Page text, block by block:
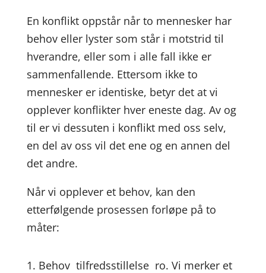
En konflikt oppstår når to mennesker har
behov eller lyster som står i motstrid til
hverandre, eller som i alle fall ikke er
sammenfallende. Ettersom ikke to
mennesker er identiske, betyr det at vi
opplever konflikter hver eneste dag. Av og
til er vi dessuten i konflikt med oss selv,
en del av oss vil det ene og en annen del
det andre.
Når vi opplever et behov, kan den
etterfølgende prosessen forløpe på to
måter:
Behov  tilfredsstillelse  ro. Vi merker et